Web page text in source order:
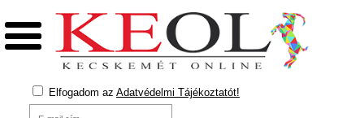
Elfogadom az Adatvédelmi Tájékoztatót!